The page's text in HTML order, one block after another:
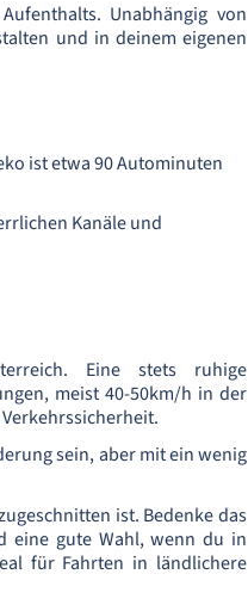
Unabhängig von
und in deinem eigenen
ist etwa 90 Autominuten
Kanäle und
Eine stets ruhige
meist 40-50km/h in der
sein, aber mit ein wenig
ist. Bedenke das
eine gute Wahl, wenn du in
für Fahrten in ländlichere